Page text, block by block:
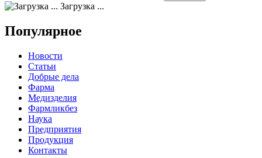
Загрузка ...
Популярное
Новости
Статьи
Добрые дела
Фарма
Медизделия
Фармликбез
Наука
Предприятия
Продукция
Контакты